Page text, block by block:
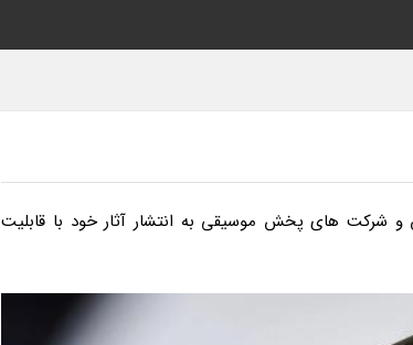
شرکت های پخش موسیقی به انتشار آثار خود با قابلیت